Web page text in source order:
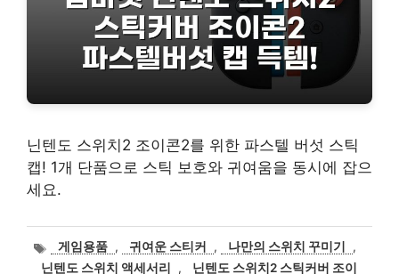
닌텐도 스위치2 조이콘2를 위한 파스텔 버섯 스틱
캡! 1개 단품으로 스틱 보호와 귀여움을 동시에 잡으
세요.
태
그
게임용품 , 귀여운 스티커 , 나만의 스위치 꾸미기
,
닌텐도 스위치 액세서리
,
닌텐도 스위치2 스틱커버 조이